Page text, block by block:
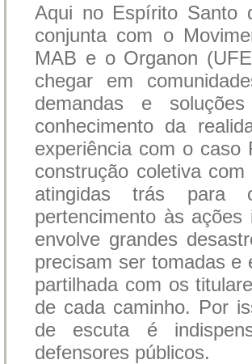
Aqui no Espírito Santo
conjunta com o
MAB e o Organon
chegar em
demandas e
conhecimento da
experiência com o caso
construção coletiva
atingidas trás para
pertencimento às
envolve grandes
precisam ser tomadas e
partilhada com os
de cada caminho. Por
de escuta é
defensores públicos.